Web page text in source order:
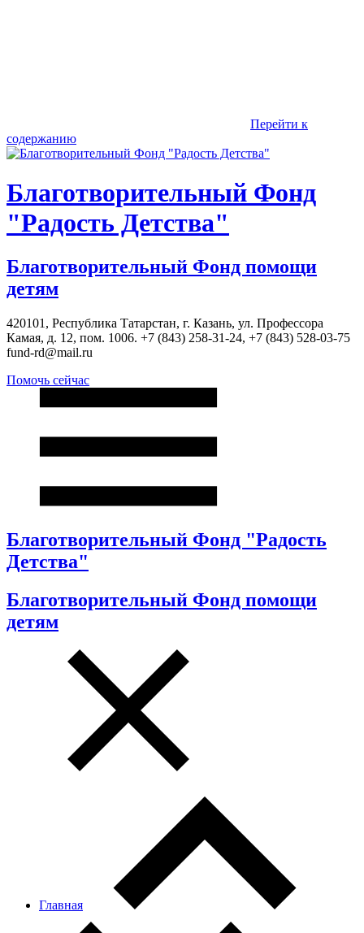
Перейти к
содержанию
Благотворительный Фонд
"Радость Детства"
Благотворительный Фонд помощи
детям
420101, Республика Татарстан, г. Казань, ул. Профессора
Камая, д. 12, пом. 1006. +7 (843) 258-31-24, +7 (843) 528-03-75
fund-rd@mail.ru
Помочь сейчас
Благотворительный Фонд "Радость
Детства"
Благотворительный Фонд помощи
детям
Главная